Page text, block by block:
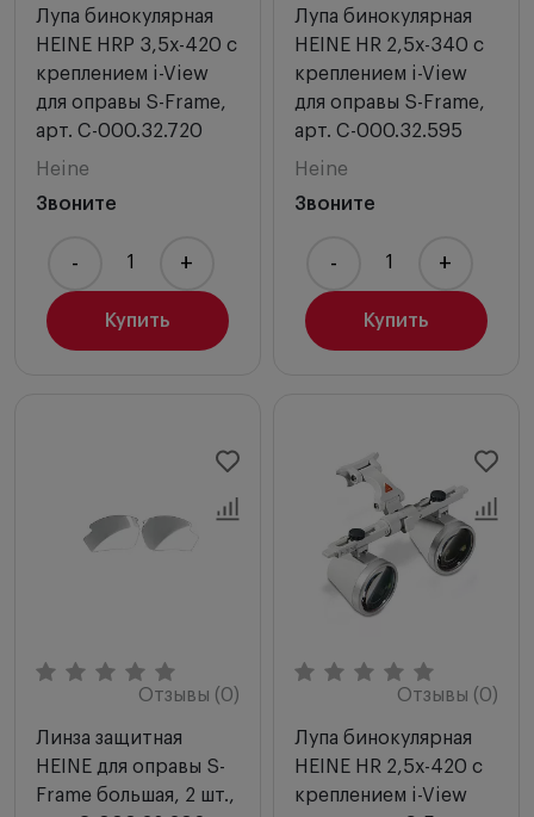
Лупа бинокулярная
HEINE HRP 3,5х-420 с
креплением i-View
для оправы S-Frame,
арт. C-000.32.720
Heine
Звоните
Купить
- +
Лупа бинокулярная
HEINE HR 2,5х-340 с
креплением i-View
для оправы S-Frame,
арт. C-000.32.595
Heine
Звоните
Купить
- +
Отзывы (0)
Линза защитная
HEINE для оправы S-
Frame большая, 2 шт.,
Отзывы (0)
Лупа бинокулярная
HEINE HR 2,5х-420 с
креплением i-View